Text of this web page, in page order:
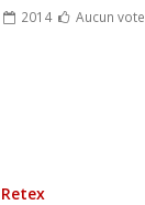
2014 Aucun vote
Retex